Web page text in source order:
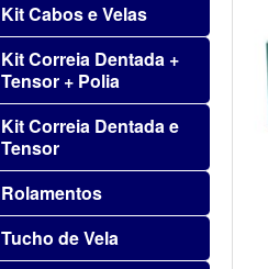
Kit Cabos e Velas
Kit Correia Dentada +
Tensor + Polia
Kit Correia Dentada e
Tensor
Rolamentos
Tucho de Vela